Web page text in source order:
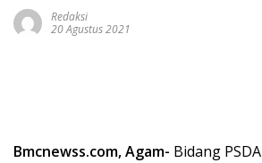
Redaksi
20 Agustus 2021
Bmcnewss.com, Agam- Bidang